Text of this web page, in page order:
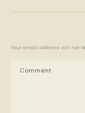
Your email address will not